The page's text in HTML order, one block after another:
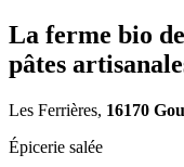
La ferme bio
pâtes
Les Ferrières, 16170
Épicerie salée